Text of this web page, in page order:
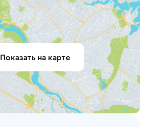
Показать на карте